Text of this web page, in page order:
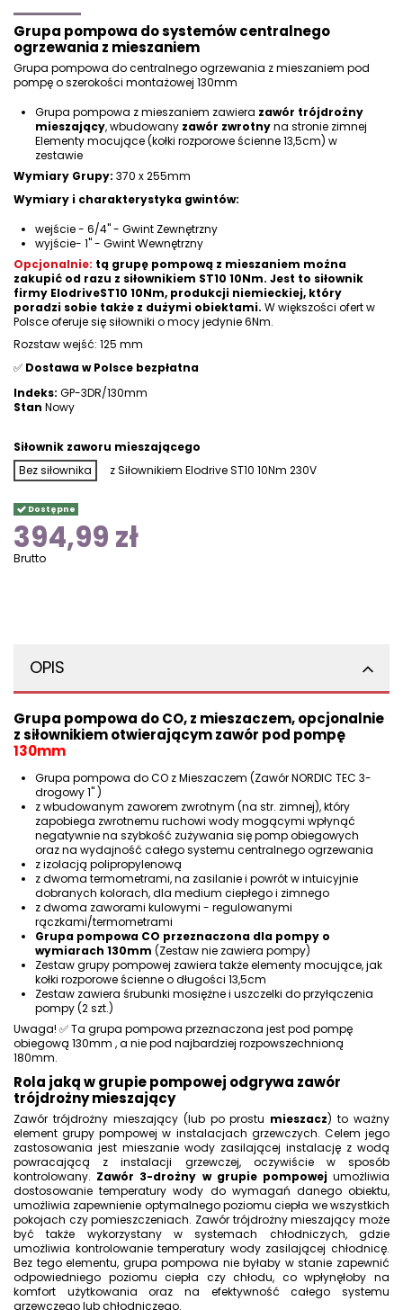
Grupa pompowa do systemów centralnego
ogrzewania z mieszaniem
Grupa pompowa do centralnego ogrzewania z mieszaniem pod
pompę o szerokości montażowej 130mm
Grupa pompowa z mieszaniem zawiera zawór trójdrożny
mieszający, wbudowany zawór zwrotnyna stronie zimnej
Elementy mocujące (kołki rozporowe ścienne 13,5cm) w
zestawie
Wymiary Grupy: 370 x 255mm
Wymiary i charakterystyka gwintów:
wejście - 6/4" - Gwint Zewnętrzny
wyjście- 1" - Gwint Wewnętrzny
Opcjonalnie: tą grupę pompową z mieszaniem można
zakupić od razu z siłownikiem ST10 10Nm. Jest to siłownik
firmy ElodriveST10 10Nm, produkcji niemieckiej, który
poradzi sobie także z dużymi obiektami. W większości ofert w
Polsce oferuje się siłowniki o mocy jedynie 6Nm.
Rozstaw wejść: 125 mm
✅ Dostawa w Polsce bezpłatna
Indeks: GP-3DR/130mm
Stan Nowy
Siłownik zaworu mieszającego
Bez siłownika
z Siłownikiem Elodrive ST10 10Nm 230V
Dostępne
394,99 zł
Brutto
OPIS
Grupa pompowa do CO, z mieszaczem, opcjonalnie
z siłownikiem otwierającym zawór pod pompę
130mm
Grupa pompowa do CO zMieszaczem (Zawór NORDIC TEC 3-
drogowy 1" )
z wbudowanym zaworem zwrotnym (na str. zimnej), który
zapobiega zwrotnemu ruchowi wody mogącymi wpłynąć
negatywnie na szybkość zużywania się pomp obiegowych
oraz na wydajność całego systemu centralnego ogrzewania
z izolacją polipropylenową
z dwoma termometrami, na zasilanie i powrót w intuicyjnie
dobranych kolorach, dla medium ciepłego i zimnego
z dwoma zaworami kulowymi - regulowanymi
rączkami/termometrami
Grupa pompowa CO przeznaczona dla pompy o
wymiarach 130mm (Zestaw nie zawiera pompy)
Zestaw grupy pompowej zawiera także elementy mocujące, jak
kołki rozporowe ścienne o długości 13,5cm
Zestaw zawiera śrubunki mosiężne i uszczelki do przyłączenia
pompy (2 szt.)
Uwaga! ✅ Ta grupa pompowa przeznaczona jest pod pompę
obiegową 130mm , a nie pod najbardziej rozpowszechnioną
180mm.
Rola jaką w grupie pompowej odgrywa zawór
trójdrożny mieszający
Zawór trójdrożny mieszający(lub po prostu mieszacz) to ważny
element grupy pompowej w instalacjach grzewczych. Celem jego
zastosowania jest mieszanie wody zasilającej instalację z wodą
powracającą z instalacji grzewczej, oczywiście w sposób
kontrolowany. Zawór 3-drożny w grupie pompowejumożliwia
dostosowanie temperatury wody do wymagań danego obiektu,
umożliwia zapewnienie optymalnego poziomu ciepła we wszystkich
pokojach czy pomieszczeniach. Zawór trójdrożny mieszający może
być także wykorzystany w systemach chłodniczych, gdzie
umożliwia kontrolowanie temperatury wody zasilającej chłodnicę.
Bez tego elementu, grupa pompowa nie byłaby w stanie zapewnić
odpowiedniego poziomu ciepła czy chłodu, co wpłynęłoby na
komfort użytkowania oraz na efektywność całego systemu
grzewczego lub chłodniczego.